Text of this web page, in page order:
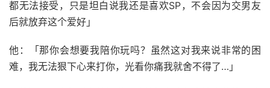
都无法接受，只是坦白说我还是喜欢SP，不会因为交男友
后就放弃这个爱好」
他：「那你会想要我陪你玩吗？虽然这对我来说非常的困
难，我无法狠下心来打你，光看你痛我就舍不得了…」